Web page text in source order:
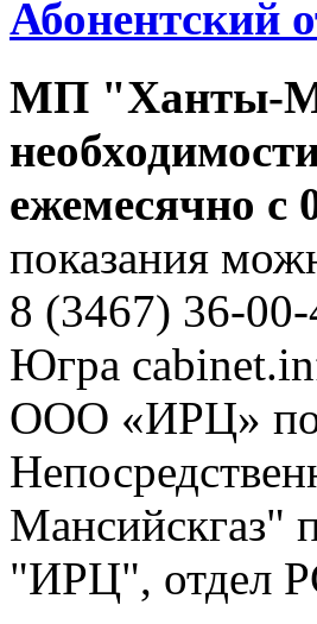
Абонентский
МП "Ханты-
ежемесячно с
показания
8 (3467) 36-
Югра
ООО «ИРЦ» по
Мансийскгаз"
"ИРЦ", отдел